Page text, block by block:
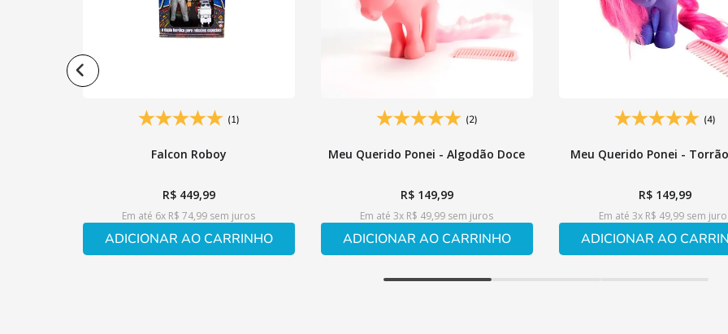
(1)
Falcon Roboy
R$ 449,99
Em até 6x R$ 74,99 sem juros
ADICIONAR AO CARRINHO
(2)
Meu Querido Ponei - Algodão Doce
R$ 149,99
Em até3x R$ 49,99 sem juros
ADICIONAR AO CARRINHO
(4)
Meu Querido Ponei -
R$ 149,99
Em até 3x R$ 49,99sem
ADICIONAR AO